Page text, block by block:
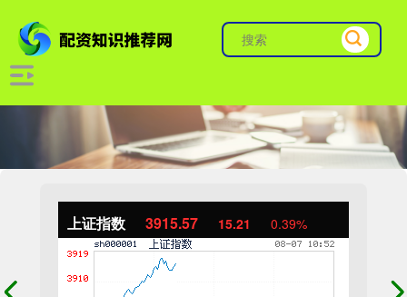
上证指数 3915.57 15.21 0.39%